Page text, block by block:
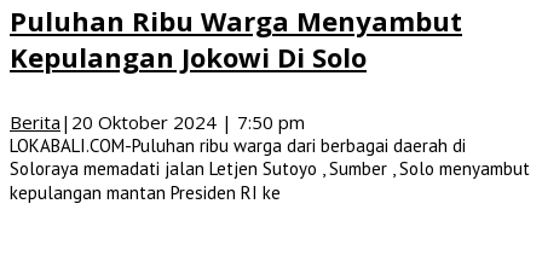
Puluhan Ribu Warga Menyambut
Kepulangan Jokowi Di Solo
Berita | 20 Oktober 2024 | 7:50 pm
LOKABALI.COM-Puluhan ribu warga dari berbagai daerah di
Soloraya memadati jalan Letjen Sutoyo , Sumber , Solo menyambut
kepulangan mantan Presiden RI ke